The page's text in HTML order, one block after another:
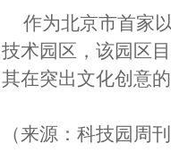
作为北京市首家
技术园区，该园区
其在突出文化创意
（来源：科技园周